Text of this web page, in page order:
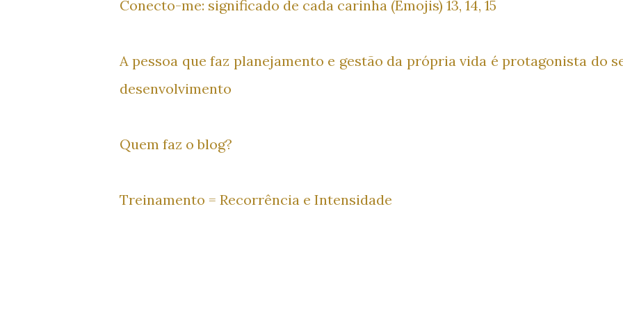
Conecto-me: significado de cada carinha (Emojis) 13, 14, 15
A pessoa que faz planejamento e gestão da própria vida é protagonista do
desenvolvimento
Quem faz o blog?
Treinamento = Recorrência e Intensidade